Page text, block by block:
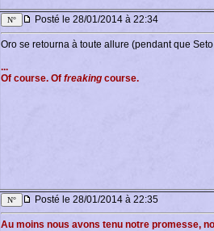
Posté le 28/01/2014 à 22:34
Oro se retourna à toute allure (pendant que
...
Of course. Of freaking course.
Posté le 28/01/2014 à 22:35
Au moins nous avons tenu notre promesse,